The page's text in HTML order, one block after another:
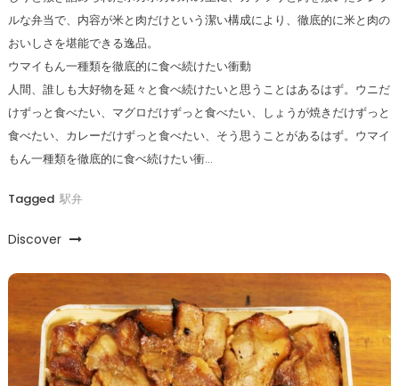
ルな弁当で、内容が米と肉だけという潔い構成により、徹底的に米と肉の
おいしさを堪能できる逸品。
ウマイもん一種類を徹底的に食べ続けたい衝動
人間、誰しも大好物を延々と食べ続けたいと思うことはあるはず。ウニだ
けずっと食べたい、マグロだけずっと食べたい、しょうが焼きだけずっと
食べたい、カレーだけずっと食べたい、そう思うことがあるはず。ウマイ
もん一種類を徹底的に食べ続けたい衝…
Tagged 駅弁
Discover